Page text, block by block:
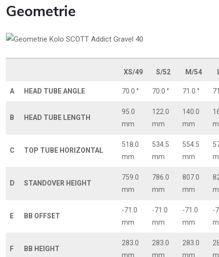
Geometrie
XS/49 S/52 M/54
A HEAD TUBE ANGLE 70.0 ° 70.0 ° 71.0 °
B HEAD TUBE LENGTH
95.0
mm
122.0
mm
140.0
mm
C TOP TUBE HORIZONTAL
518.0
mm
534.5
mm
554.5
mm
D STANDOVER HEIGHT
759.0
mm
786.0
mm
807.0
mm
E BB OFFSET
-71.0
mm
-71.0
mm
-71.0
mm
-
F BB HEIGHT
283.0
mm
283.0
mm
283.0
mm